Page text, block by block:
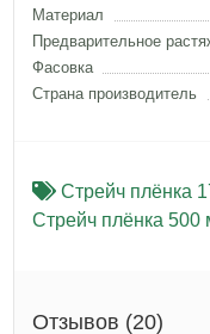
Материал
Предварительное
Фасовка
Страна производитель
Стрейч плёнка
Стрейч плёнка 500
Отзывов (20)